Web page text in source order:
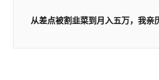
从差点被割韭菜到月入五万，我亲